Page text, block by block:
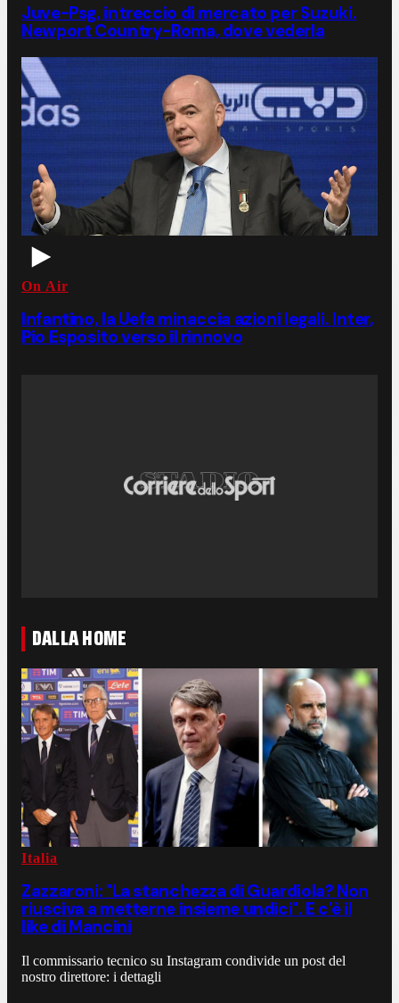
Juve-Psg, intreccio di mercato per Suzuki.
Newport Country-Roma, dove vederla
On Air
Infantino, la Uefa minaccia azioni legali. Inter,
Pio Esposito verso il rinnovo
DALLA HOME
Italia
Zazzaroni: "La stanchezza di Guardiola? Non
riusciva a metterne insieme undici". E c'è il
like di Mancini
Il commissario tecnico su Instagram condivide un post del
nostro direttore: i dettagli